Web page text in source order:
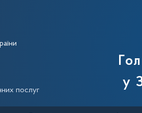
Державної
послуг
у